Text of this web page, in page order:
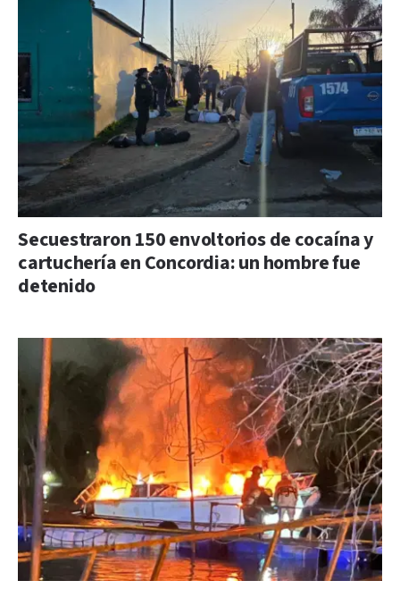
Secuestraron 150 envoltorios de cocaína y
cartuchería en Concordia: un hombre fue
detenido